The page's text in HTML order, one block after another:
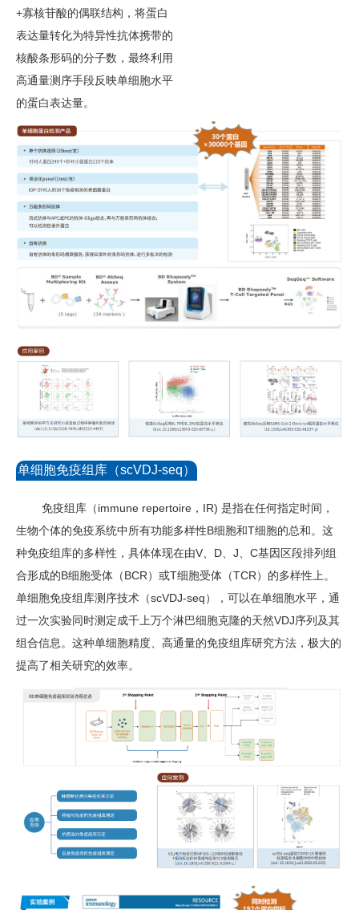
+寡核苷酸的偶联结构，将蛋白
表达量转化为特异性抗体携带的
核酸条形码的分子数，最终利用
高通量测序手段反映单细胞水平
的蛋白表达量。
单细胞免疫组库（scVDJ-seq）
免疫组库（immune repertoire，IR) 是指在任何指定时间，
生物个体的免疫系统中所有功能多样性B细胞和T细胞的总和。这
种免疫组库的多样性，具体体现在由V、D、J、C基因区段排列组
合形成的B细胞受体（BCR）或T细胞受体（TCR）的多样性上。
单细胞免疫组库测序技术（scVDJ-seq），可以在单细胞水平，通
过一次实验同时测定成千上万个淋巴细胞克隆的天然VDJ序列及其
组合信息。这种单细胞精度、高通量的免疫组库研究方法，极大的
提高了相关研究的效率。